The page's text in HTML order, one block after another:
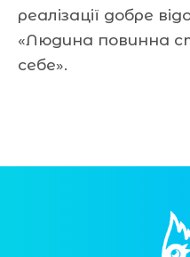
реалізації добре
«Людина повинна
себе».